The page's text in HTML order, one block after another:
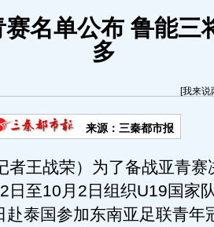
赛名单公布 鲁能三
多
[我来说
来源：三秦都市报
王战荣）为了备战亚青赛
日至10月2日组织U19国家
赴泰国参加东南亚足联青年